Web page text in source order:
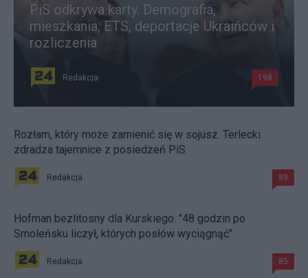
PiS odkrywa karty. Demografia,
mieszkania, ETS, deportacje Ukraińców i
rozliczenia
Redakcja 198
Rozłam, który może zamienić się w sojusz. Terlecki
zdradza tajemnice z posiedzeń PiS
Redakcja 89
Hofman bezlitosny dla Kurskiego. "48 godzin po
Smoleńsku liczył, których posłów wyciągnąć"
Redakcja 85